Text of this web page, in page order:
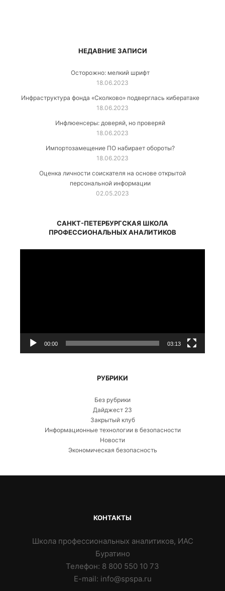
НЕДАВНИЕ ЗАПИСИ
Осторожно: мелкий шрифт
18.06.2023
Инфраструктура фонда «Сколково» подверглась кибератаке
18.06.2023
Инфлюенсеры: доверяй, но проверяй
18.06.2023
Импортозамещение ПО набирает обороты?
18.06.2023
Оценка личности соискателя на основе открытой
персональной информации
02.05.2023
САНКТ-ПЕТЕРБУРГСКАЯ ШКОЛА
ПРОФЕССИОНАЛЬНЫХ АНАЛИТИКОВ
00:00 03:13
РУБРИКИ
Без рубрики
Дайджест 23
Закрытый клуб
Информационные технологии в безопасности
Новости
Экономическая безопасность
КОНТАКТЫ
Школа профессиональных аналитиков, ИАС
Буратино
Телефон: 8 800 550 10 73
E-mail: info@spspa.ru